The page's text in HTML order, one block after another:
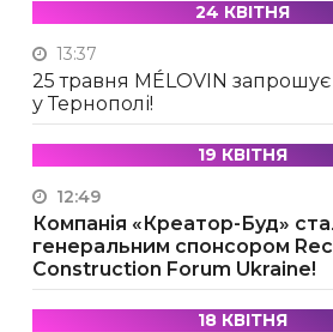
24 КВІТНЯ
13:37
25 травня MÉLOVIN
у Тернополі!
19 КВІТНЯ
12:49
Компанія «Креатор-Буд»
генеральним спонсором
Construction Forum Ukraine!
18 КВІТНЯ